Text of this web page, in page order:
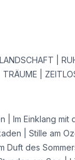
|
|
| Im Einklang mit
| Stille am
Duft des